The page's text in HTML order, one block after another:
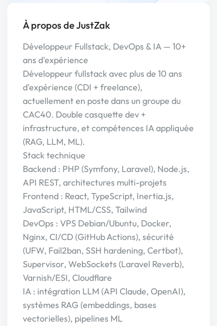
À propos de JustZak
Développeur Fullstack, DevOps & IA — 10+
ans d'expérience
Développeur fullstack avec plus de 10 ans
d'expérience (CDI + freelance),
actuellement en poste dans un groupe du
CAC40. Double casquette dev +
infrastructure, et compétences IA appliquée
(RAG, LLM, ML).
Stack technique
Backend : PHP (Symfony, Laravel), Node.js,
API REST, architectures multi-projets
Frontend : React, TypeScript, Inertia.js,
JavaScript, HTML/CSS, Tailwind
DevOps : VPS Debian/Ubuntu, Docker,
Nginx, CI/CD (GitHub Actions), sécurité
(UFW, Fail2ban, SSH hardening, Certbot),
Supervisor, WebSockets (Laravel Reverb),
Varnish/ESI, Cloudflare
IA : intégration LLM (API Claude, OpenAI),
systèmes RAG (embeddings, bases
vectorielles), pipelines ML